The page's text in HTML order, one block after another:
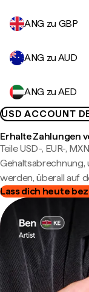
ANG zu GBP
ANG zu AUD
ANG zu AED
USD ACCOUNT
Erhalte Zahlungen
Teile USD-, EUR-,
Gehaltsabrechnung,
werden, überall auf
Lass dich heute